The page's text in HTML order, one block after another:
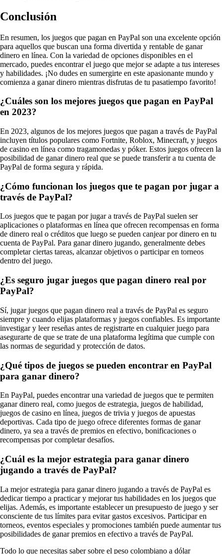
Conclusión
En resumen, los juegos que pagan en PayPal son una excelente opción
para aquellos que buscan una forma divertida y rentable de ganar
dinero en línea. Con la variedad de opciones disponibles en el
mercado, puedes encontrar el juego que mejor se adapte a tus intereses
y habilidades. ¡No dudes en sumergirte en este apasionante mundo y
comienza a ganar dinero mientras disfrutas de tu pasatiempo favorito!
¿Cuáles son los mejores juegos que pagan en PayPal
en 2023?
En 2023, algunos de los mejores juegos que pagan a través de PayPal
incluyen títulos populares como Fortnite, Roblox, Minecraft, y juegos
de casino en línea como tragamonedas y póker. Estos juegos ofrecen la
posibilidad de ganar dinero real que se puede transferir a tu cuenta de
PayPal de forma segura y rápida.
¿Cómo funcionan los juegos que te pagan por jugar a
través de PayPal?
Los juegos que te pagan por jugar a través de PayPal suelen ser
aplicaciones o plataformas en línea que ofrecen recompensas en forma
de dinero real o créditos que luego se pueden canjear por dinero en tu
cuenta de PayPal. Para ganar dinero jugando, generalmente debes
completar ciertas tareas, alcanzar objetivos o participar en torneos
dentro del juego.
¿Es seguro jugar juegos que pagan dinero real por
PayPal?
Sí, jugar juegos que pagan dinero real a través de PayPal es seguro
siempre y cuando elijas plataformas y juegos confiables. Es importante
investigar y leer reseñas antes de registrarte en cualquier juego para
asegurarte de que se trate de una plataforma legítima que cumple con
las normas de seguridad y protección de datos.
¿Qué tipos de juegos se pueden encontrar en PayPal
para ganar dinero?
En PayPal, puedes encontrar una variedad de juegos que te permiten
ganar dinero real, como juegos de estrategia, juegos de habilidad,
juegos de casino en línea, juegos de trivia y juegos de apuestas
deportivas. Cada tipo de juego ofrece diferentes formas de ganar
dinero, ya sea a través de premios en efectivo, bonificaciones o
recompensas por completar desafíos.
¿Cuál es la mejor estrategia para ganar dinero
jugando a través de PayPal?
La mejor estrategia para ganar dinero jugando a través de PayPal es
dedicar tiempo a practicar y mejorar tus habilidades en los juegos que
elijas. Además, es importante establecer un presupuesto de juego y ser
consciente de tus límites para evitar gastos excesivos. Participar en
torneos, eventos especiales y promociones también puede aumentar tus
posibilidades de ganar premios en efectivo a través de PayPal.
Todo lo que necesitas saber sobre el peso colombiano a dólar